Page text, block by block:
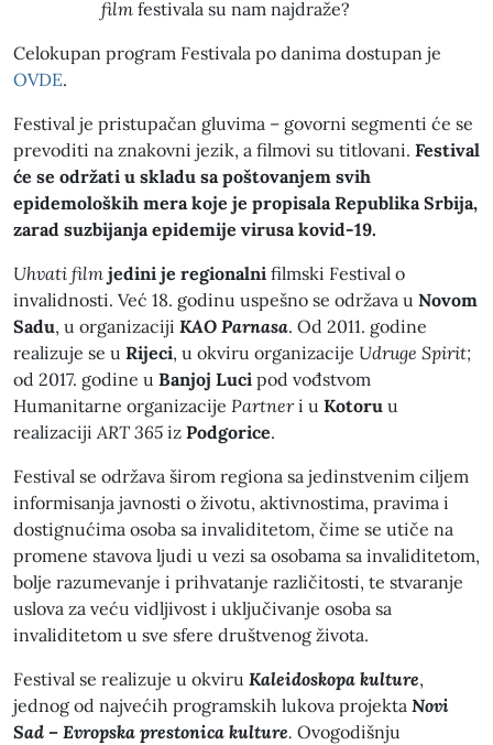
film festivala su nam najdraže?
Celokupan program Festivala po danima dostupan je
OVDE.
Festival je pristupačan gluvima – govorni segmenti će se
prevoditi na znakovni jezik, a filmovi su titlovani. Festival
će se održati u skladu sa poštovanjem svih
epidemoloških mera koje je propisala Republika Srbija,
zarad suzbijanja epidemije virusa kovid-19.
Uhvati film jedini je regionalni filmski Festival o
invalidnosti. Već 18. godinu uspešno se održava u Novom
Sadu, u organizaciji KAO Parnasa. Od 2011. godine
realizuje se u Rijeci, u okviru organizacije Udruge Spirit;
od 2017. godine u Banjoj Luci pod vođstvom
Humanitarne organizacije Partneri u Kotoru u
realizacijiART 365 iz Podgorice.
Festival se održava širom regiona sa jedinstvenim ciljem
informisanja javnosti o životu, aktivnostima, pravima i
dostignućima osoba sa invaliditetom, čime se utiče na
promene stavova ljudi u vezi sa osobama sa invaliditetom,
bolje razumevanje i prihvatanje različitosti, te stvaranje
uslova za veću vidljivost i uključivanje osoba sa
invaliditetom u sve sfere društvenog života.
Festival se realizuje u okviru Kaleidoskopa kulture,
jednog od najvećih programskih lukova projekta Novi
Sad – Evropska prestonica kulture. Ovogodišnju